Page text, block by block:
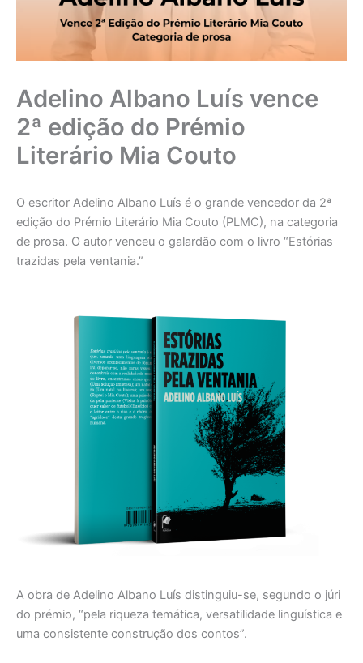
Adelino Albano Luís vence
2ª edição do Prémio
Literário Mia Couto
O escritor Adelino Albano Luís é o grande vencedor da 2ª
edição do Prémio Literário Mia Couto (PLMC), na categoria
de prosa. O autor venceu o galardão com o livro “Estórias
trazidas pela ventania.”
A obra de Adelino Albano Luís distinguiu-se, segundo o júri
do prémio, “pela riqueza temática, versatilidade linguística e
uma consistente construção dos contos”.